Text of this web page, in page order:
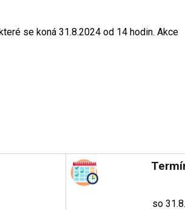
se koná 31.8.2024 od 14 hodin. Akce
so